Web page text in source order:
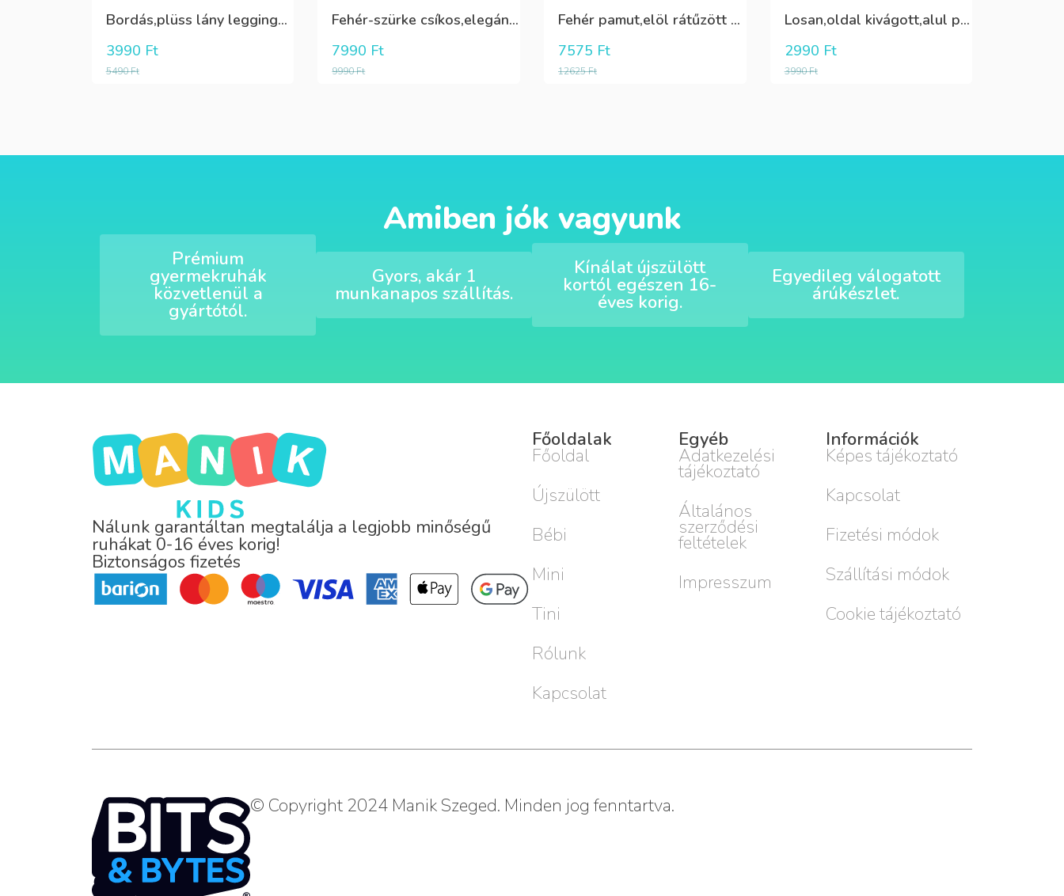
Bordás,plüss lány leggings zöldeskék
5490Ft
3990 Ft
Fehér-szürke csíkos,elegáns,fiú vászon rövidnadrág
9990Ft
7990 Ft
Fehér pamut,elöl rátűzött virággal,vállon és a szoknya része pöttyös tüll,egybe ruha
12625Ft
7575 Ft
Losan,oldal kivágott,alul passzés rövid lány trikó,póló
3990Ft
2990 Ft
Amiben jók vagyunk
Prémium
gyermekruhák
közvetlenül a
gyártótól.
Gyors, akár 1
munkanapos szállítás.
Kínálat újszülött
kortól egészen 16-
éves korig.
Egyedileg válogatott
árúkészlet.
Nálunk garantáltan megtalálja a legjobb minőségű
ruhákat 0-16 éves korig!
Biztonságos fizetés
Főoldalak
Főoldal
Újszülött
Bébi
Mini
Tini
Rólunk
Kapcsolat
Egyéb
Adatkezelési
tájékoztató
Általános
szerződési
feltételek
Impresszum
Információk
Képes tájékoztató
Kapcsolat
Fizetési módok
Szállítási módok
Cookie tájékoztató
© Copyright 2024 Manik Szeged. Minden jog fenntartva.